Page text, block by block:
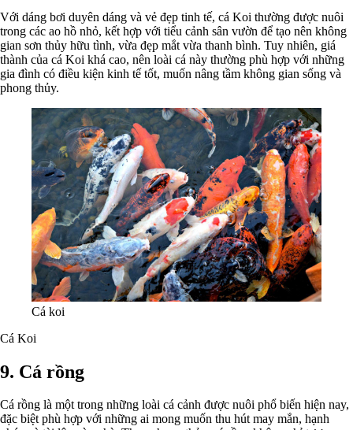
Với dáng bơi duyên dáng và vẻ đẹp tinh tế, cá Koi thường được nuôi
trong các ao hồ nhỏ, kết hợp với tiểu cảnh sân vườn để tạo nên không
gian sơn thủy hữu tình, vừa đẹp mắt vừa thanh bình. Tuy nhiên, giá
thành của cá Koi khá cao, nên loài cá này thường phù hợp với những
gia đình có điều kiện kinh tế tốt, muốn nâng tầm không gian sống và
phong thủy.
Cá koi
Cá Koi
9. Cá rồng
Cá rồng là một trong những loài cá cảnh được nuôi phổ biến hiện nay,
đặc biệt phù hợp với những ai mong muốn thu hút may mắn, hạnh